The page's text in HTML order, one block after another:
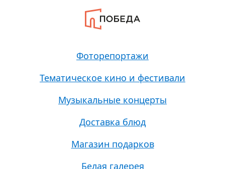
Фоторепортажи
Тематическое кино и фестивали
Музыкальные концерты
Доставка блюд
Магазин подарков
Белая галерея